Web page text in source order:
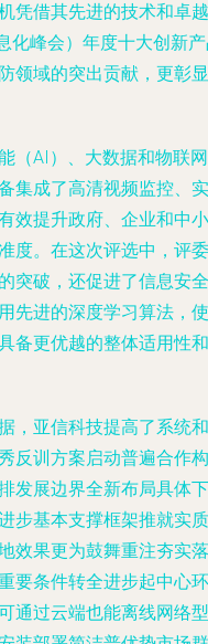
凭借其先进的技术和卓越
化峰会）年度十大创新
领域的突出贡献，更彰显
（AI）、大数据和物联网
集成了高清视频监控、实
效提升政府、企业和中小
度。在这次评选中，评委
突破，还促进了信息安全
先进的深度学习算法，使
备更优越的整体适用性和
，亚信科技提高了系统和
反训方案启动普遍合作构
发展边界全新布局具体下
步基本支撑框架推就实质
效果更为鼓舞重注夯实落
要条件转全进步起中心环
通过云端也能离线网络型